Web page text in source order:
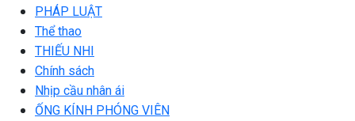
PHÁP LUẬT
Thể thao
THIẾU NHI
Chính sách
Nhịp cầu nhân ái
ỐNG KÍNH PHÓNG VIÊN